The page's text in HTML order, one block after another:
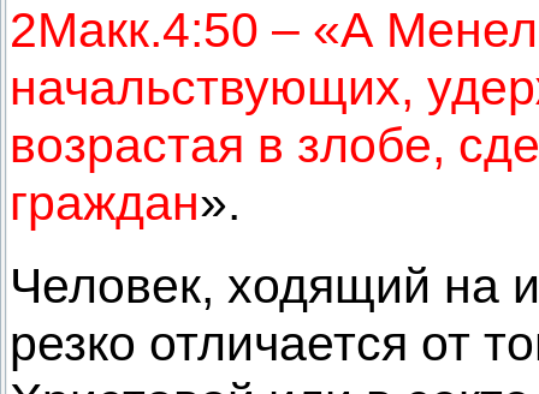
2Макк.4:50 – «А
начальствующих,
возрастая в злобе,
граждан».
Человек, ходящий на
резко отличается от